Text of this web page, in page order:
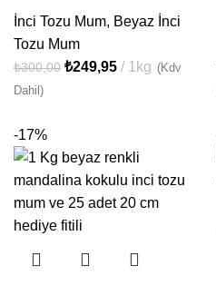
İnci Tozu Mum, Beyaz İnci
Tozu Mum
₺300,00 ₺249,95 1kg (Kdv
Dahil)
-17%